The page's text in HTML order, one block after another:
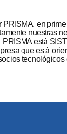
PRISMA, en
nuestras
PRISMA está
que está
tecnológicos